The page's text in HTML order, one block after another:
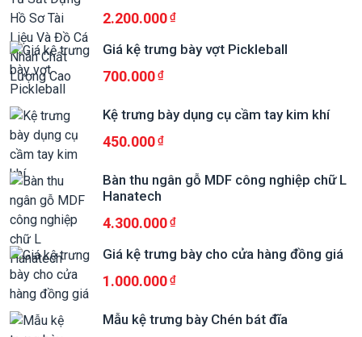
2.200.000
Giá kệ trưng bày vợt Pickleball
700.000
Kệ trưng bày dụng cụ cầm tay kim khí
450.000
Bàn thu ngân gỗ MDF công nghiệp chữ L
Hanatech
4.300.000
Giá kệ trưng bày cho cửa hàng đồng giá
1.000.000
Mẫu kệ trưng bày Chén bát đĩa